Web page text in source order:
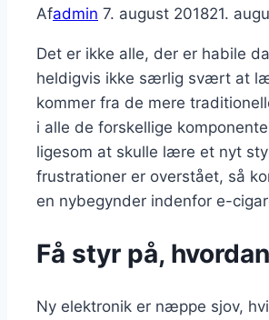
Afadmin 7. august 201821.
Det er ikke alle, der er habile
heldigvis ikke særlig svært at
kommer fra de mere
i alle de forskellige
ligesom at skulle lære et nyt
frustrationer er overstået, så
en nybegynder indenfor e-
Få styr på,
Ny elektronik er næppe sjov,